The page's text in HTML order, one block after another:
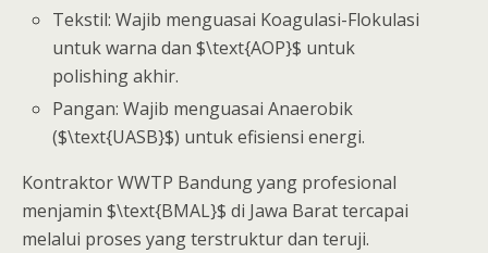
Tekstil: Wajib menguasai Koagulasi-Flokulasi
untuk warna dan $\text{AOP}$ untuk
polishing akhir.
Pangan: Wajib menguasai Anaerobik
($\text{UASB}$) untuk efisiensi energi.
Kontraktor WWTP Bandung yang profesional
menjamin $\text{BMAL}$ di Jawa Barat tercapai
melalui proses yang terstruktur dan teruji.